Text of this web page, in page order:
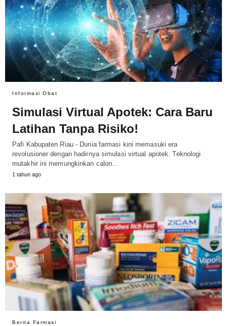
Informasi Obat
Simulasi Virtual Apotek: Cara Baru
Latihan Tanpa Risiko!
Pafi Kabupaten Riau - Dunia farmasi kini memasuki era
revolusioner dengan hadirnya simulasi virtual apotek. Teknologi
mutakhir ini memungkinkan calon…
1 tahun ago
Berita Farmasi